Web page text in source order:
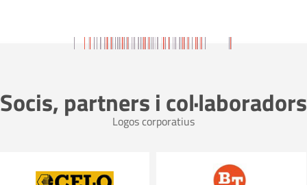
Socis, partners i col·laboradors
Logos corporatius